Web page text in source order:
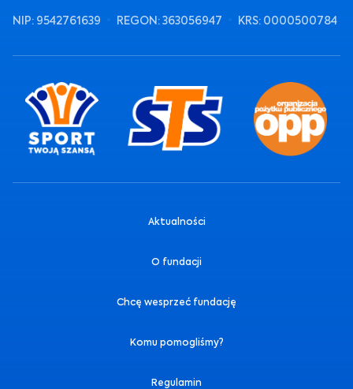
NIP: 9542761639
REGON: 363056947 KRS: 0000500784
Aktualności
O fundacji
Chcę wesprzeć fundację
Komu pomogliśmy?
Regulamin